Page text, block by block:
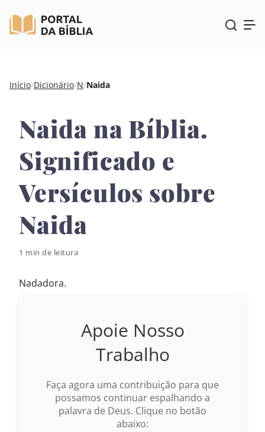
Pular
conteúdo
Início/Dicionário/N/Naida
Naida na Bíblia.
Significado e
Versículos sobre
Naida
1 min de leitura
Nadadora.
Apoie Nosso
Trabalho
Faça agora uma contribuição para que
possamos continuar espalhando a
palavra de Deus. Clique no botão
abaixo: